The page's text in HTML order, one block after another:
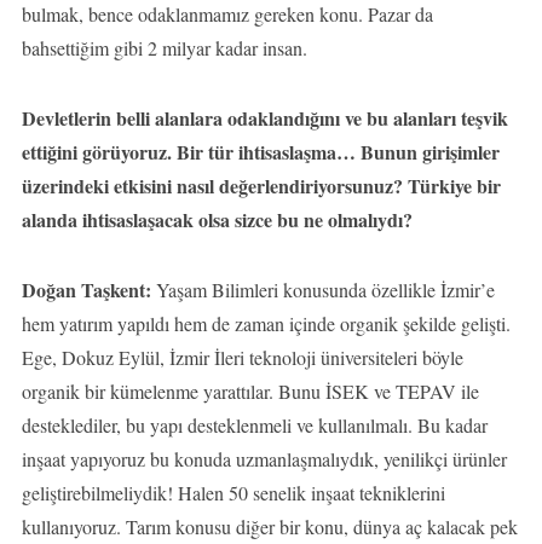
bulmak, bence odaklanmamız gereken konu. Pazar da
bahsettiğim gibi 2 milyar kadar insan.
Devletlerin belli alanlara odaklandığını ve bu alanları teşvik
ettiğini görüyoruz. Bir tür ihtisaslaşma… Bunun girişimler
üzerindeki etkisini nasıl değerlendiriyorsunuz? Türkiye bir
alanda ihtisaslaşacak olsa sizce bu ne olmalıydı?
Doğan Taşkent: Yaşam Bilimleri konusunda özellikle İzmir’e
hem yatırım yapıldı hem de zaman içinde organik şekilde gelişti.
Ege, Dokuz Eylül, İzmir İleri teknoloji üniversiteleri böyle
organik bir kümelenme yarattılar. Bunu İSEK ve TEPAV ile
desteklediler, bu yapı desteklenmeli ve kullanılmalı. Bu kadar
inşaat yapıyoruz bu konuda uzmanlaşmalıydık, yenilikçi ürünler
geliştirebilmeliydik! Halen 50 senelik inşaat tekniklerini
kullanıyoruz. Tarım konusu diğer bir konu, dünya aç kalacak pek